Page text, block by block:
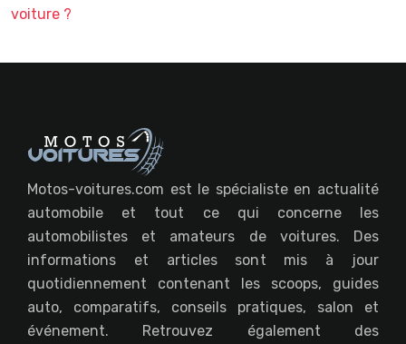
voiture ?
Motos-voitures.com est le spécialiste en actualité
automobile et tout ce qui concerne les
automobilistes et amateurs de voitures. Des
informations et articles sont mis à jour
quotidiennement contenant les scoops, guides
auto, comparatifs, conseils pratiques, salon et
événement. Retrouvez également des